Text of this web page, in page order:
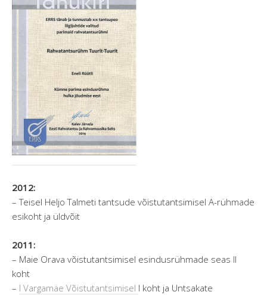
2012:
– Teisel Heljo Talmeti tantsude võistutantsimisel A-rühmade
esikoht ja üldvõit
2011:
– Maie Orava võistutantsimisel esindusrühmade seas II
koht
– I Vargamäe Võistutantsimisel I koht ja Untsakate